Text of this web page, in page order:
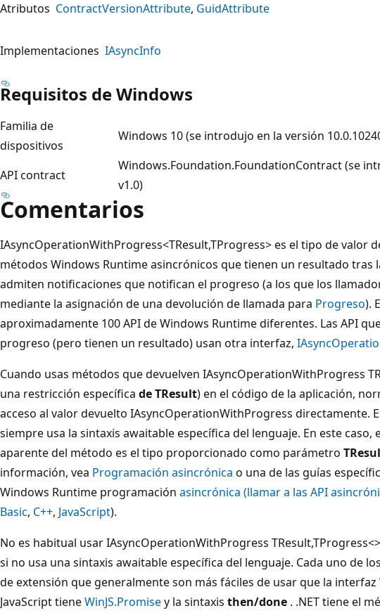
Atributos ContractVersionAttribute GuidAttribute
Implementaciones IAsyncInfo
Requisitos de Windows
Familia de
dispositivos
Windows 10 (se introdujo en la versión
API contract
Windows.Foundation.FoundationContract (se
v1.0)
Comentarios
IAsyncOperationWithProgress<TResult,TProgress> es el tipo de valor
métodos Windows Runtime asincrónicos que tienen un resultado tras
admiten notificaciones que notifican el progreso (a los que los
mediante la asignación de una devolución de llamada para Progreso).
aproximadamente 100 API de Windows Runtime diferentes. Las API
progreso (pero tienen un resultado) usan otra interfaz,
Cuando usas métodos que devuelven IAsyncOperationWithProgress
una restricción específica de TResult) en el código de la aplicación,
acceso al valor devuelto IAsyncOperationWithProgress directamente.
siempre usa la sintaxis awaitable específica del lenguaje. En este caso,
aparente del método es el tipo proporcionado como parámetro
información, vea Programación asincrónica o una de las guías
Windows Runtime programación asincrónica (llamar a las API
Basic, C++, JavaScript).
No es habitual usar IAsyncOperationWithProgress
si no usa una sintaxis awaitable específica del lenguaje. Cada uno de
de extensión que generalmente son más fáciles de usar que la
JavaScript tieneWinJS.Promisey la sintaxis then/done . .NET tiene el